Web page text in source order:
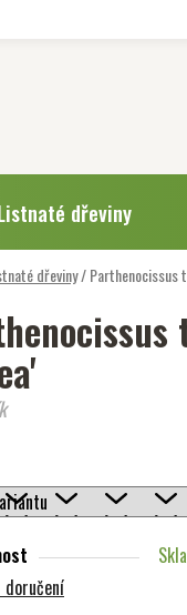
dřeviny
dřeviny/Parthenocissus